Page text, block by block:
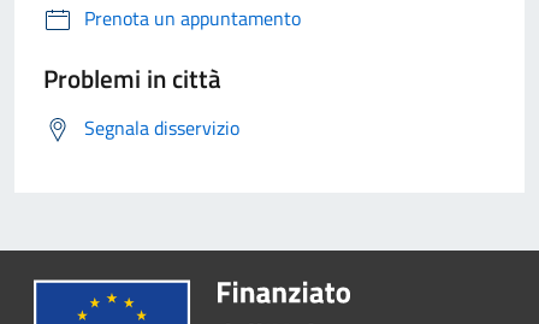
Prenota un appuntamento
Problemi in città
Segnala disservizio